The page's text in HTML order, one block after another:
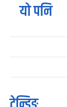
यो पनि